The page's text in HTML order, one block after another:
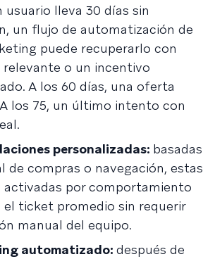
usuario lleva 30 días sin
un flujo de automatización de
puede recuperarlo con
o un incentivo
A los 60 días, una oferta
los 75, un último intento con
personalizadas: basadas
de compras o navegación, estas
activadas por comportamiento
ticket promedio sin requerir
manual del equipo.
automatizado: después de